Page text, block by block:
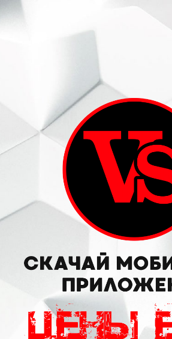
ВИННЫЙ СКЛАД